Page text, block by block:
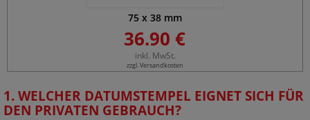
75 x 38 mm
36.90 €
inkl. MwSt.
zzgl. Versandkosten
1. WELCHER DATUMSTEMPEL EIGNET SICH FÜR
DEN PRIVATEN GEBRAUCH?